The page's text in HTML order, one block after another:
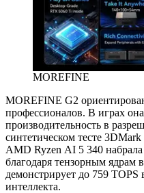
MOREFINE
MOREFINE G2
профессионалов. В играх
производительность в
синтетическом тесте
AMD Ryzen AI 5 340
благодаря тензорным ядрам
демонстрирует до 759 TOPS
интеллекта.